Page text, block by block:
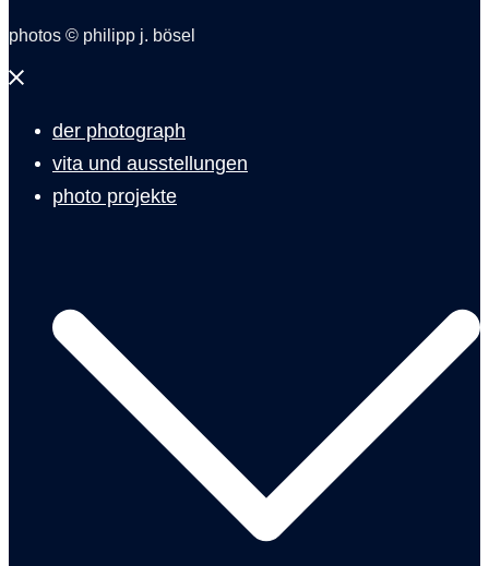
photos © philipp j. bösel
Menü
der photograph
vita und ausstellungen
photo projekte